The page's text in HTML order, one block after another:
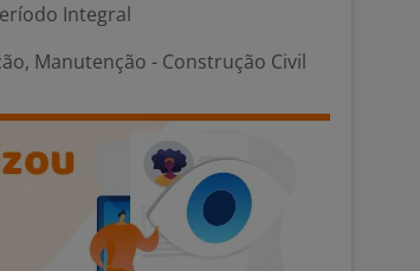
Integral
Manutenção - Construção Civil